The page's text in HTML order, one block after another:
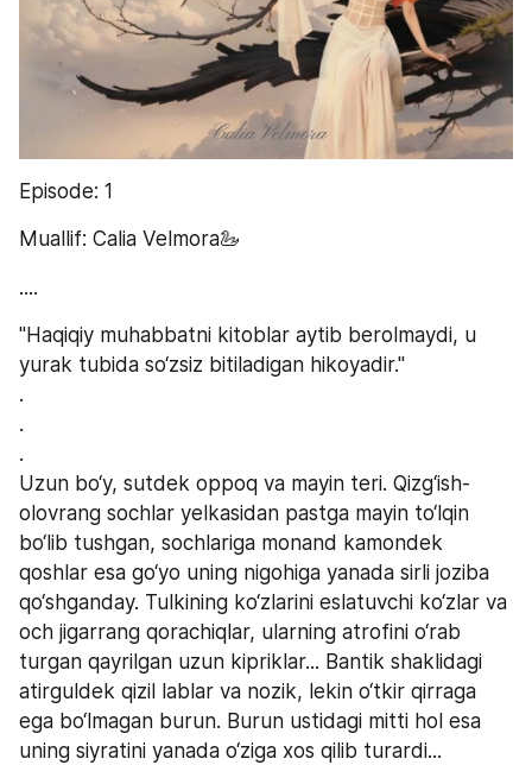
Episode: 1
Muallif: Calia Velmora🦢
....
"Haqiqiy muhabbatni kitoblar aytib berolmaydi, u
yurak tubida so‘zsiz bitiladigan hikoyadir."
.
.
.
Uzun bo‘y, sutdek oppoq va mayin teri. Qizg‘ish-
olovrang sochlar yelkasidan pastga mayin to‘lqin
bo‘lib tushgan, sochlariga monand kamondek
qoshlar esa go‘yo uning nigohiga yanada sirli joziba
qo‘shganday. Tulkining ko‘zlarini eslatuvchi ko‘zlar va
och jigarrang qorachiqlar, ularning atrofini o‘rab
turgan qayrilgan uzun kipriklar... Bantik shaklidagi
atirguldek qizil lablar va nozik, lekin o‘tkir qirraga
ega bo‘lmagan burun. Burun ustidagi mitti hol esa
uning siyratini yanada o‘ziga xos qilib turardi...